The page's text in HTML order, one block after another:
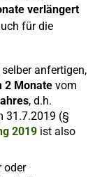
verlängert
für die
anfertigen,
2 Monate vom
, d.h.
31.7.2019 (§
2019 ist also
oder